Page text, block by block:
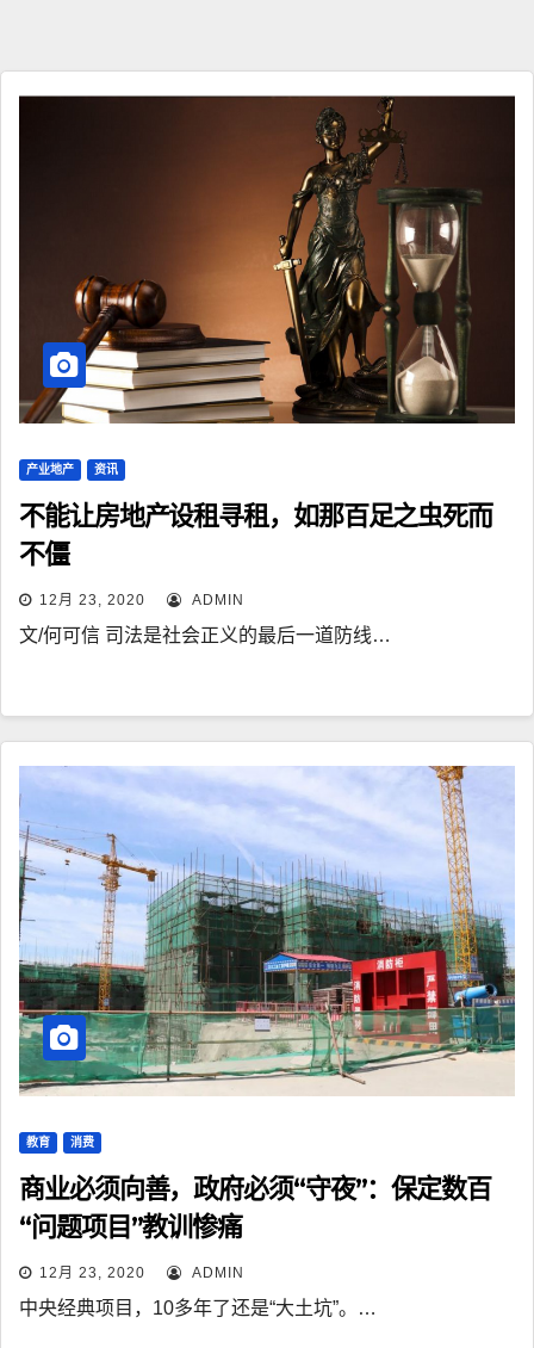
产业地产 资讯
不能让房地产设租寻租，如那百足之虫死而
不僵
12月 23, 2020 ADMIN
文/何可信 司法是社会正义的最后一道防线…
教育 消费
商业必须向善，政府必须“守夜”：保定数百
“问题项目”教训惨痛
12月 23, 2020 ADMIN
中央经典项目，10多年了还是“大土坑”。…